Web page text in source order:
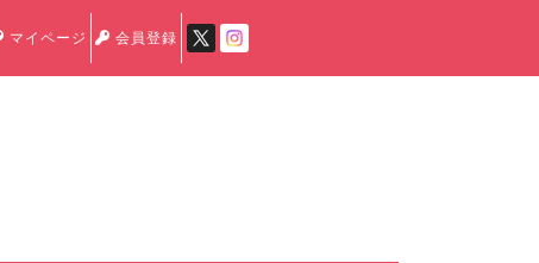
マイページ 会員登録